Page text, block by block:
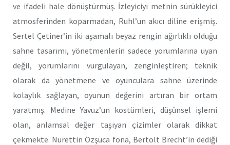
ve ifadeli hale dönüştürmüş. İzleyiciyi metnin sürükleyici
atmosferinden koparmadan, Ruhl’un akıcı diline erişmiş.
Sertel Çetiner’in iki aşamalı beyaz rengin ağırlıklı olduğu
sahne tasarımı, yönetmenlerin sadece yorumlarına uyan
değil, yorumlarını vurgulayan, zenginleştiren; teknik
olarak da yönetmene ve oyunculara sahne üzerinde
kolaylık sağlayan, oyunun değerini artıran bir ortam
yaratmış. Medine Yavuz’un kostümleri, düşünsel işlemi
olan, anlamsal değer taşıyan çizimler olarak dikkat
çekmekte. Nurettin Özşuca fona, Bertolt Brecht’in dediği